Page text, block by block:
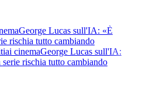
George Lucas sull'IA: «È
rischia tutto cambiando
ai cinemaGeorge Lucas sull'IA:
rischia tutto cambiando